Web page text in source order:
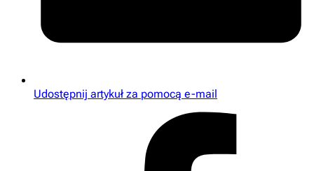
Udostępnij artykuł za pomocą e-mail